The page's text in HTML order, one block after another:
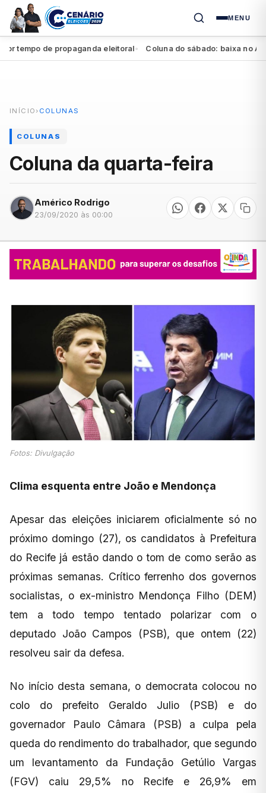
MENU
de propaganda eleitoral● Coluna do sábado: baixa no
INÍCIO › COLUNAS
COLUNAS
Coluna da quarta-feira
Américo Rodrigo
23/09/2020 às 00:00
Fotos: Divulgação
Clima esquenta entre João e Mendonça
Apesar das eleições iniciarem oficialmente só no
próximo domingo (27), os candidatos à Prefeitura
do Recife já estão dando o tom de como serão as
próximas semanas. Crítico ferrenho dos governos
socialistas, o ex-ministro Mendonça Filho (DEM)
tem a todo tempo tentado polarizar com o
deputado João Campos (PSB), que ontem (22)
resolveu sair da defesa.
No início desta semana, o democrata colocou no
colo do prefeito Geraldo Julio (PSB) e do
governador Paulo Câmara (PSB) a culpa pela
queda do rendimento do trabalhador, que segundo
um levantamento da Fundação Getúlio Vargas
(FGV) caiu 29,5% no Recife e 26,9% em